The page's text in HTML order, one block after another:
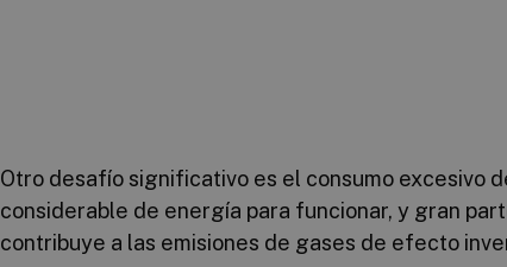
Otro desafío significativo es el consumo excesivo
considerable de energía para funcionar, y gran
contribuye a las emisiones de gases de efecto